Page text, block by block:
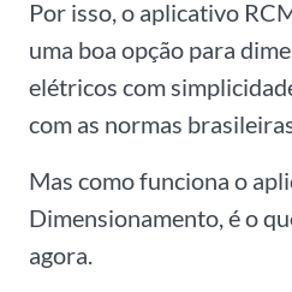
Por isso, o aplicativo
uma boa opção para
elétricos com
com as normas
Mas como funciona o
Dimensionamento, é o
agora.